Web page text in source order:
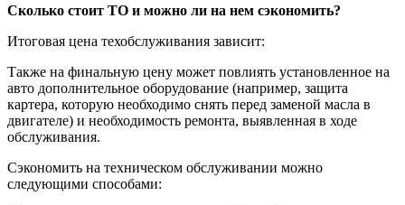
Сколько стоит ТО и можно ли на нем сэкономить?
Итоговая цена техобслуживания зависит:
Также на финальную цену может повлиять установленное на
авто дополнительное оборудование (например, защита
картера, которую необходимо снять перед заменой масла в
двигателе) и необходимость ремонта, выявленная в ходе
обслуживания.
Сэкономить на техническом обслуживании можно
следующими способами: